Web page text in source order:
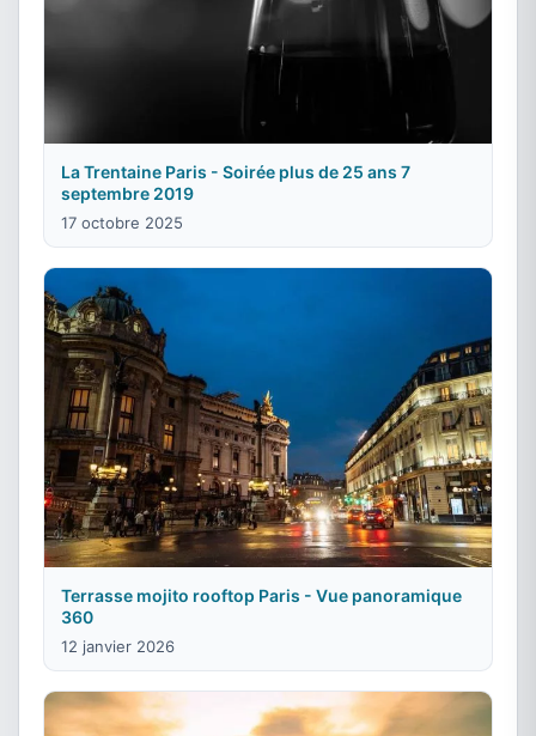
La Trentaine Paris - Soirée plus de 25 ans 7
septembre 2019
17 octobre 2025
Terrasse mojito rooftop Paris - Vue panoramique
360
12 janvier 2026